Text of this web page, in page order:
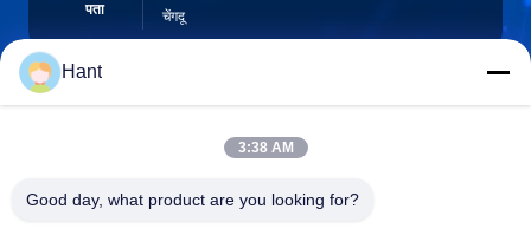
पता
चेंगदू
Sales03@chinafibercable.com
Hant
3:38 AM
Good day, what product are you looking for?